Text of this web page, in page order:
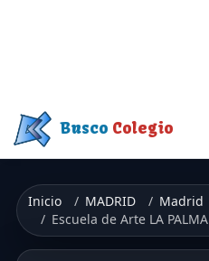
Busco Colegio
Inicio MADRID Madrid
Escuela de Arte LA PALMA